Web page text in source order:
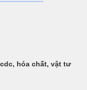
hóa chất, vật tư